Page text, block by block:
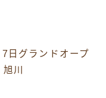
日グランドオープ
川